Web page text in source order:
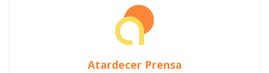
Atardecer Prensa